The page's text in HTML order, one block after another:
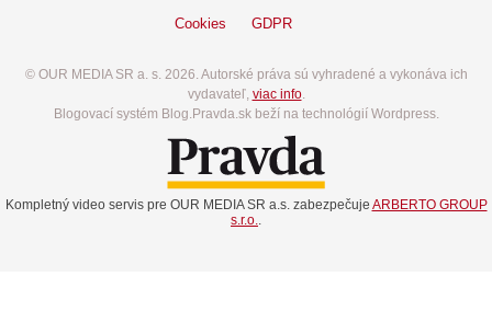
Cookies GDPR
© OUR MEDIA SR a. s. 2026. Autorské práva sú vyhradené a vykonáva ich
vydavateľ, viac info.
Blogovací systém Blog.Pravda.sk beží na technológií Wordpress.
Kompletný video servis pre OUR MEDIA SR a.s. zabezpečuje ARBERTO GROUP
s.r.o.